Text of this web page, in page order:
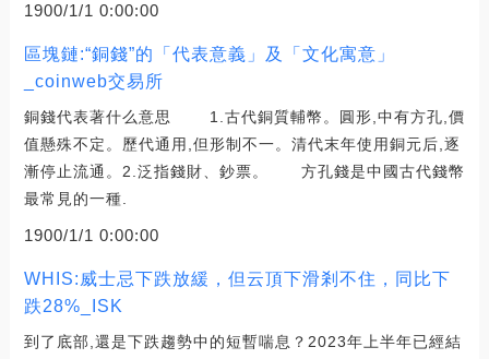
1900/1/1 0:00:00
區塊鏈:“銅錢”的「代表意義」及「文化寓意」
_coinweb交易所
銅錢代表著什么意思 1.古代銅質輔幣。圓形,中有方孔,價
值懸殊不定。歷代通用,但形制不一。清代末年使用銅元后,逐
漸停止流通。2.泛指錢財、鈔票。 方孔錢是中國古代錢幣
最常見的一種.
1900/1/1 0:00:00
WHIS:威士忌下跌放緩，但云頂下滑剎不住，同比下
跌28%_ISK
到了底部,還是下跌趨勢中的短暫喘息？2023年上半年已經結